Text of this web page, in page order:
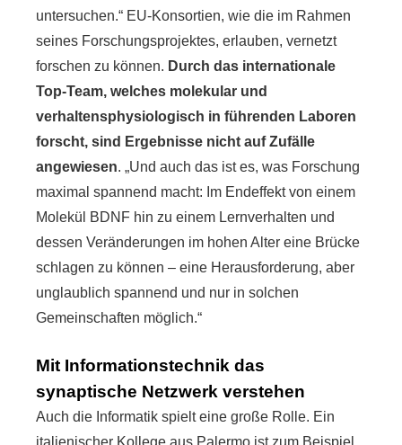
untersuchen.“ EU-Konsortien, wie die im Rahmen
seines Forschungsprojektes, erlauben, vernetzt
forschen zu können. Durch das internationale
Top-Team, welches molekular und
verhaltensphysiologisch in führenden Laboren
forscht, sind Ergebnisse nicht auf Zufälle
angewiesen. „Und auch das ist es, was Forschung
maximal spannend macht: Im Endeffekt von einem
Molekül BDNF hin zu einem Lernverhalten und
dessen Veränderungen im hohen Alter eine Brücke
schlagen zu können – eine Herausforderung, aber
unglaublich spannend und nur in solchen
Gemeinschaften möglich.“
Mit Informationstechnik das
synaptische Netzwerk verstehen
Auch die Informatik spielt eine große Rolle. Ein